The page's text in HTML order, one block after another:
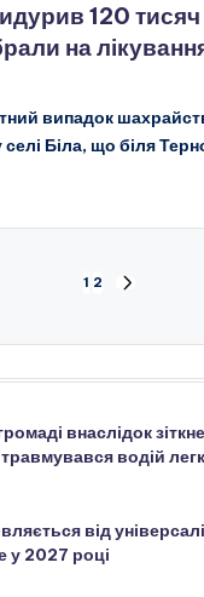
120 тисяч
на
випадок
Біла, що біля
1 2
внаслідок
водій
від
у 2027 році